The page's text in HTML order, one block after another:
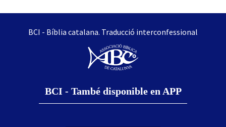
BCI - Bíblia catalana. Traducció interconfessional
BCI - També disponible en APP